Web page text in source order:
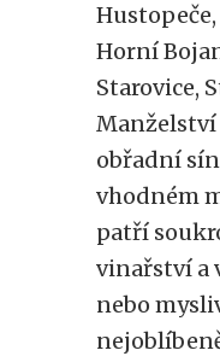
Horní
Starovice,
Manželství
obřadní
vhodném
patří
vinařství a
nebo